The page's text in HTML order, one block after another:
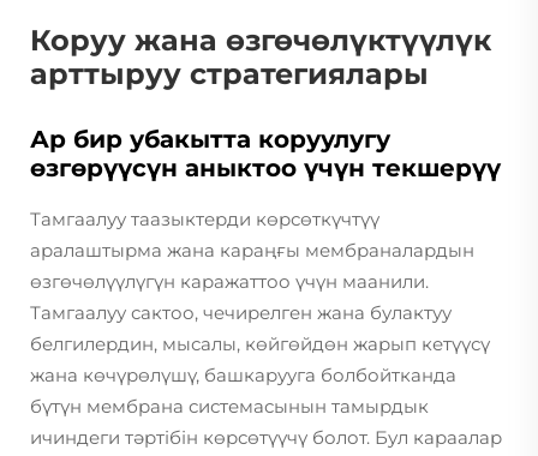
Коруу жана өзгөчөлүктүүлүк
арттыруу стратегиялары
Ар бир убакытта коруулугу
өзгөрүүсүн аныктоо үчүн текшерүү
Тамгаалуу таазыктерди көрсөткүчтүү
аралаштырма жана караңғы мембраналардын
өзгөчөлүүлүгүн каражаттоо үчүн маанили.
Тамгаалуу сактоо, чечирелген жана булактуу
белгилердин, мысалы, көйгөйдөн жарып кетүүсү
жана көчүрөлүшү, башкарууга болбойтканда
бүтүн мембрана системасынын тамырдык
ичиндеги тәртібін көрсөтүүчү болот. Бул караалар